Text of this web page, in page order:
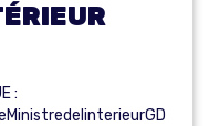
: